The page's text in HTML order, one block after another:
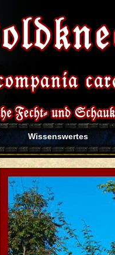
Wissenswertes